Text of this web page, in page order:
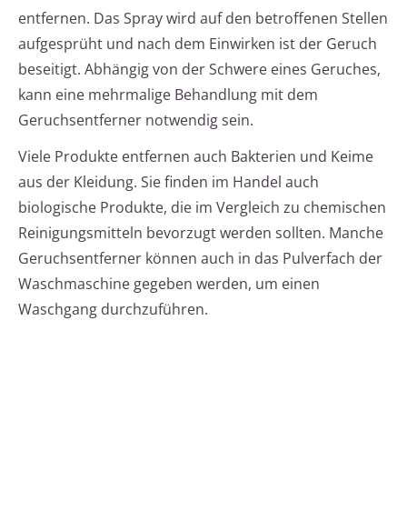
entfernen. Das Spray wird auf den betroffenen Stellen
aufgesprüht und nach dem Einwirken ist der Geruch
beseitigt. Abhängig von der Schwere eines Geruches,
kann eine mehrmalige Behandlung mit dem
Geruchsentferner notwendig sein.
Viele Produkte entfernen auch Bakterien und Keime
aus der Kleidung. Sie finden im Handel auch
biologische Produkte, die im Vergleich zu chemischen
Reinigungsmitteln bevorzugt werden sollten. Manche
Geruchsentferner können auch in das Pulverfach der
Waschmaschine gegeben werden, um einen
Waschgang durchzuführen.